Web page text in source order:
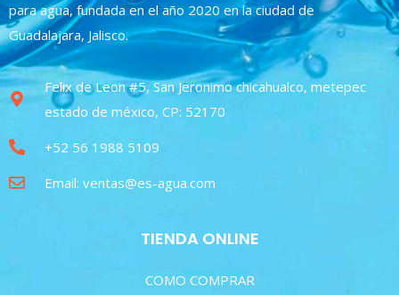
para agua, fundada en el año 2020 en la ciudad de
Guadalajara, Jalisco.
Felix de Leon #5, San Jeronimo chicahualco, metepec
estado de méxico, CP: 52170
+52 56 1988 5109
Email: ventas@es-agua.com
TIENDA ONLINE
COMO COMPRAR